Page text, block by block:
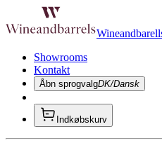
Showrooms
Kontakt
Åbn sprogvalgDK/Dansk
Indkøbskurv